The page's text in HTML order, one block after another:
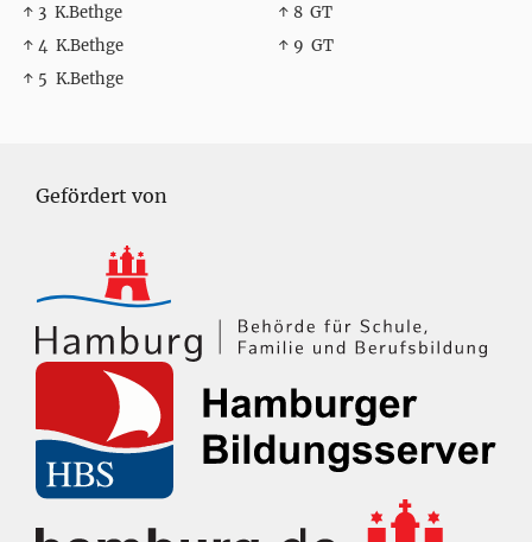
↑ 3 K.Bethge
↑ 4 K.Bethge
↑ 5 K.Bethge
↑ 8 GT
↑ 9 GT
Gefördert von